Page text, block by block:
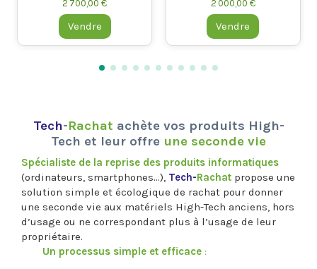
Tech-Rachat achète vos produits High-
Tech et leur offre une seconde vie
Spécialiste de la reprise des produits informatiques
(ordinateurs, smartphones…), Tech-Rachat propose une
solution simple et écologique de rachat pour donner
une seconde vie aux matériels High-Tech anciens, hors
d’usage ou ne correspondant plus à l’usage de leur
propriétaire.
Un processus simple et efficace :